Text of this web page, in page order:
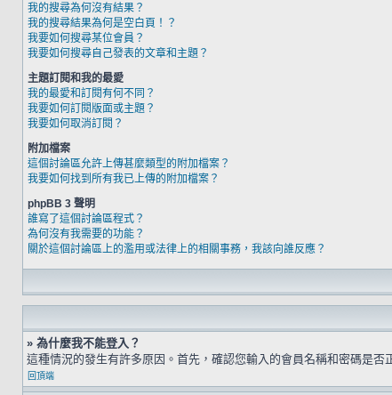
我的搜尋為何沒有結果？
我的搜尋結果為何是空白頁！？
我要如何搜尋某位會員？
我要如何搜尋自己發表的文章和主題？
主題訂閱和我的最愛
我的最愛和訂閱有何不同？
我要如何訂閱版面或主題？
我要如何取消訂閱？
附加檔案
這個討論區允許上傳甚麼類型的附加檔案？
我要如何找到所有我已上傳的附加檔案？
phpBB 3 聲明
誰寫了這個討論區程式？
為何沒有我需要的功能？
關於這個討論區上的濫用或法律上的相關事務，我該向誰反應？
» 為什麼我不能登入？
這種情況的發生有許多原因。首先，確認您輸入的會員名稱和密碼是
回頂端